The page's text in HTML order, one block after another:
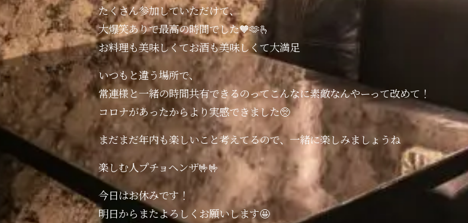
たくさん参加していただけて、
大爆笑ありで最高の時間でした🧡🫶🫰
お料理も美味しくてお酒も美味しくて大満足
いつもと違う場所で、
常連様と一緒の時間共有できるのってこんなに素敵なんやーって改めて！
コロナがあったからより実感できました🥺
まだまだ年内も楽しいこと考えてるので、一緒に楽しみましょうね
楽しむ人プチョヘンザ🤟🤟
今日はお休みです！
明日からまたよろしくお願いします🤩